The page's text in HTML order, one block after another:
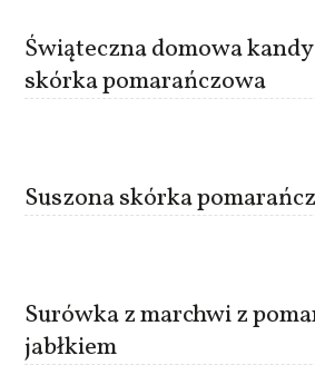
Świąteczna domowa
skórka pomarańczowa
Suszona skórka
Surówka z marchwi z
jabłkiem